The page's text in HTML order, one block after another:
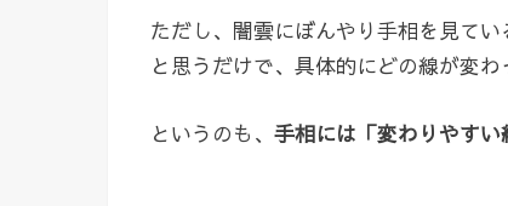
ただし、闇雲にぼんやり手相を見て
と思うだけで、具体的にどの線が変
というのも、 手相には「変わりやすい